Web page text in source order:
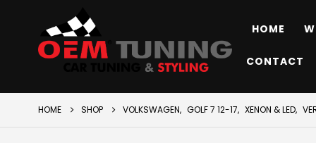
HOME
CONTACT
HOME SHOP VOLKSWAGEN, GOLF 7 12-17, XENON & LED,